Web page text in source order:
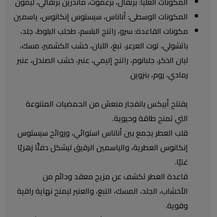
المكونات الوسطى: أناناس، سيستوس إنكانوس، ياسمين
مكونات القاعدة: سرو، راتنج البلسم، طحلب البلوط، جلد،
باتشولي، توت العرعر، تبغ، اللبان، خشب الكشمير، مسك،
لبان الذكر، جلبانوم، راتنج إليمي، عنبر، خشب الصندل، عنبر
رمادي، روم، بنزوين
يفتتح أبيكس بانفجار منعش من الحمضيات المتنوعة
التي تمنح طاقة وحيوية.
قلب العطر يجمع بين أناناس استوائي، وروائح سيستوس
إنكانوس العطرية، والياسمين الرقيق ليشكل دفئًا زهريًا
غنيًا.
قاعدة العطر تكشف عن مزيج معقد ودائم من
الأخشاب، الجلد، المسك، التبغ، والعنبر ليمنح نهاية راقية
وقوية.